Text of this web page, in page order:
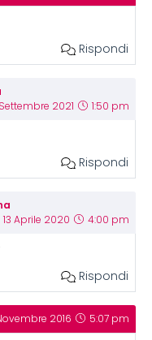
Rispondi
2021 1:50 pm
Rispondi
13 Aprile 2020 4:00 pm
Rispondi
2016 5:07 pm